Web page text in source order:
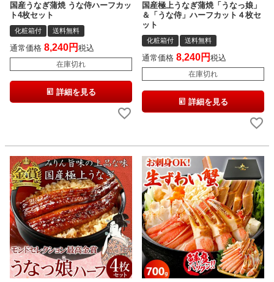
国産うなぎ蒲焼 うな侍ハーフカッ
ト4枚セット
化粧箱付 送料無料
通常価格 8,240 税込
在庫切れ
詳細を見る
国産極上うなぎ蒲焼「うなっ娘」
＆「うな侍」ハーフカット４枚セ
ット
化粧箱付 送料無料
通常価格 8,240 税込
在庫切れ
詳細を見る